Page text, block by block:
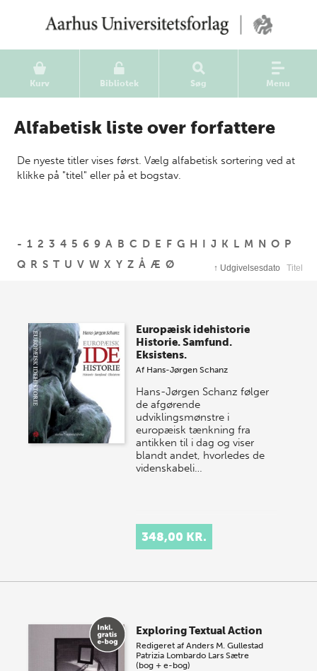
Kurv Bibliotek Søg Menu
Alfabetisk liste over forfattere
De nyeste titler vises først. Vælg alfabetisk sortering ved at
klikke på "titel" eller på et bogstav.
- 1 2 3 4 5 6 9 A B C D E F G H I J K L M N O P
Q R S T U V W X Y Z Å Æ Ø ↑ Udgivelsesdato Titel
Europæisk idehistorie
Historie. Samfund.
Eksistens.
Af Hans-Jørgen Schanz
Hans-Jørgen Schanz følger
de afgørende
udviklingsmønstre i
europæisk tænkning fra
antikken til i dag og viser
blandt andet, hvorledes de
videnskabeli…
348,00 KR.
Exploring Textual Action
Redigeret afAnders M. Gullestad
Patrizia Lombardo Lars Sætre
(bog + e-bog)